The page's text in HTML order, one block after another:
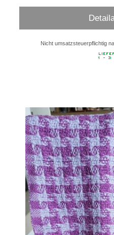
Nicht umsatzsteuerpflichtig